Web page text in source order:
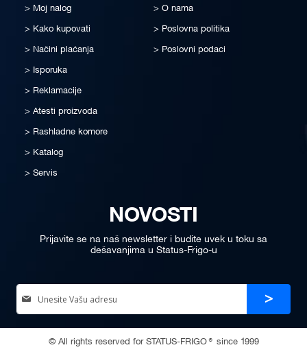
Moj nalog
Kako kupovati
Načini plaćanja
Isporuka
Reklamacije
Atesti proizvoda
Rashladne komore
Katalog
Servis
O nama
Poslovna politika
Poslovni podaci
NOVOSTI
Prijavite se na naš newsletter i budite uvek u toku sa
dešavanjima u Status-Frigo-u
Up
Newsletter:
Prijava
© All rights reserved for STATUS-FRIGO® since 1999